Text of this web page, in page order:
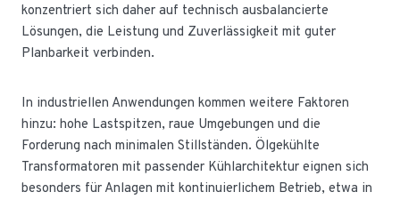
konzentriert sich daher auf technisch ausbalancierte
Lösungen, die Leistung und Zuverlässigkeit mit guter
Planbarkeit verbinden.
In industriellen Anwendungen kommen weitere Faktoren
hinzu: hohe Lastspitzen, raue Umgebungen und die
Forderung nach minimalen Stillständen. Ölgekühlte
Transformatoren mit passender Kühlarchitektur eignen sich
besonders für Anlagen mit kontinuierlichem Betrieb, etwa in